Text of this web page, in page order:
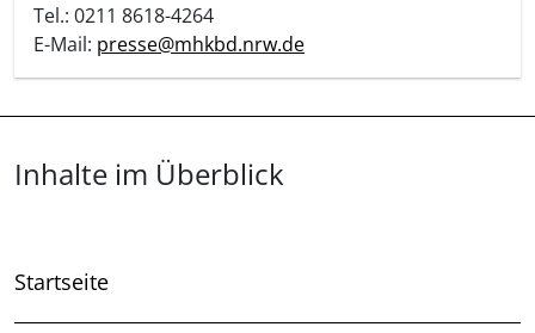
Tel.: 0211 8618-4264
E-Mail: presse@mhkbd.nrw.de
Überblick: Inhalte
Inhalte im Überblick
Startseite